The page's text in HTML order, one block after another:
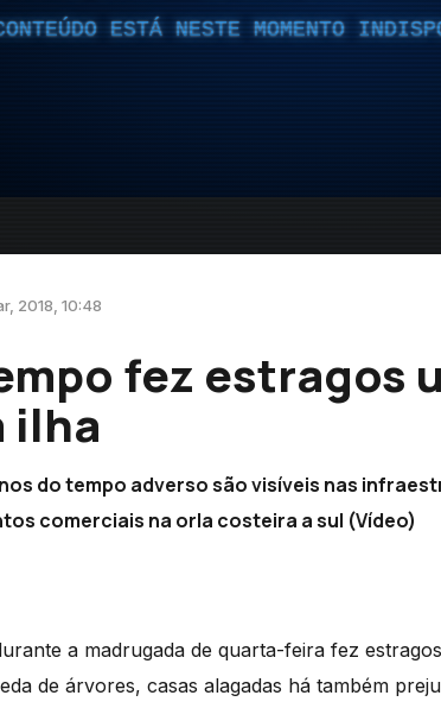
ESTÁ NESTE MOMENTO
2018, 10:48
fez estragos
ilha
do tempo adverso são visíveis nas
comerciais na orla costeira a sul (Vídeo)
a madrugada de quarta-feira fez
de árvores, casas alagadas há também